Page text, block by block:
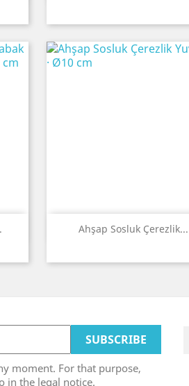
Ahşap Sosluk Çerezlik...
Quick view
moment. For that purpose,
in the legal notice.